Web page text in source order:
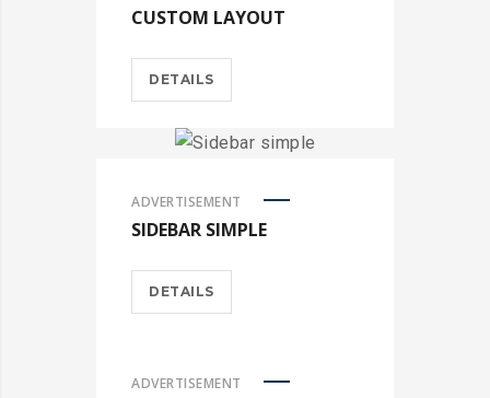
CUSTOM LAYOUT
DETAILS
ADVERTISEMENT
SIDEBAR SIMPLE
DETAILS
ADVERTISEMENT